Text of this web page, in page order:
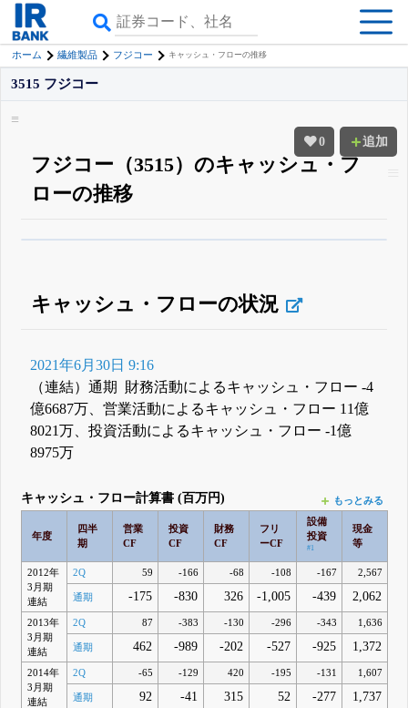
ホーム 繊維製品 フジコー キャッシュ・フローの推移
0 追加
3515 フジコー
フジコー（3515）のキャッシュ・フ
ローの推移
登録すると永久30%OFFと米株版の先行利用も付きます
キャッシュ・フローの状況
2021年6月30日 9:16
（連結）通期 財務活動によるキャッシュ・フロー -4
億6687万、営業活動によるキャッシュ・フロー 11億
8021万、投資活動によるキャッシュ・フロー -1億
8975万
キャッシュ・フロー計算書 (百万円) もっとみる
年度
四半
期
営業
CF
投資
CF
財務
CF
フリ
ーCF
設備
投資
#1
現金
等
2012年
3月期
連結
2Q 59 -166 -68 -108 -167 2,567
通期 -175 -830 326 -1,005 -439 2,062
2013年
3月期
連結
2Q 87 -383 -130 -296 -343 1,636
通期 462 -989 -202 -527 -925 1,372
2014年
3月期
連結
2Q -65 -129 420 -195 -131 1,607
通期 92 -41 315 52 -277 1,737